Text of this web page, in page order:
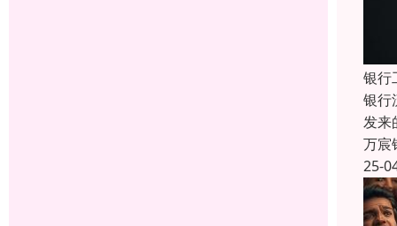
银行
银行
发来
万宸
25-